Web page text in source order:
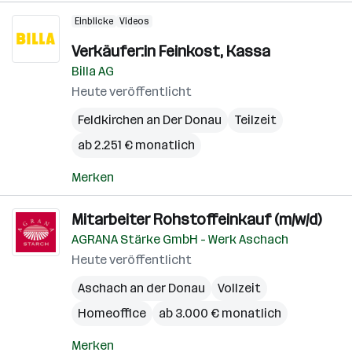
Einblicke Videos
Verkäufer:in Feinkost, Kassa
Billa AG
Heute veröffentlicht
Feldkirchen an Der Donau
Teilzeit
ab 2.251 € monatlich
Merken
Mitarbeiter Rohstoffeinkauf (m/w/d)
AGRANA Stärke GmbH - Werk Aschach
Heute veröffentlicht
Aschach an der Donau
Vollzeit
Homeoffice
ab 3.000 € monatlich
Merken